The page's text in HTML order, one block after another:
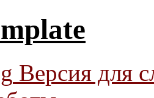
Версия для